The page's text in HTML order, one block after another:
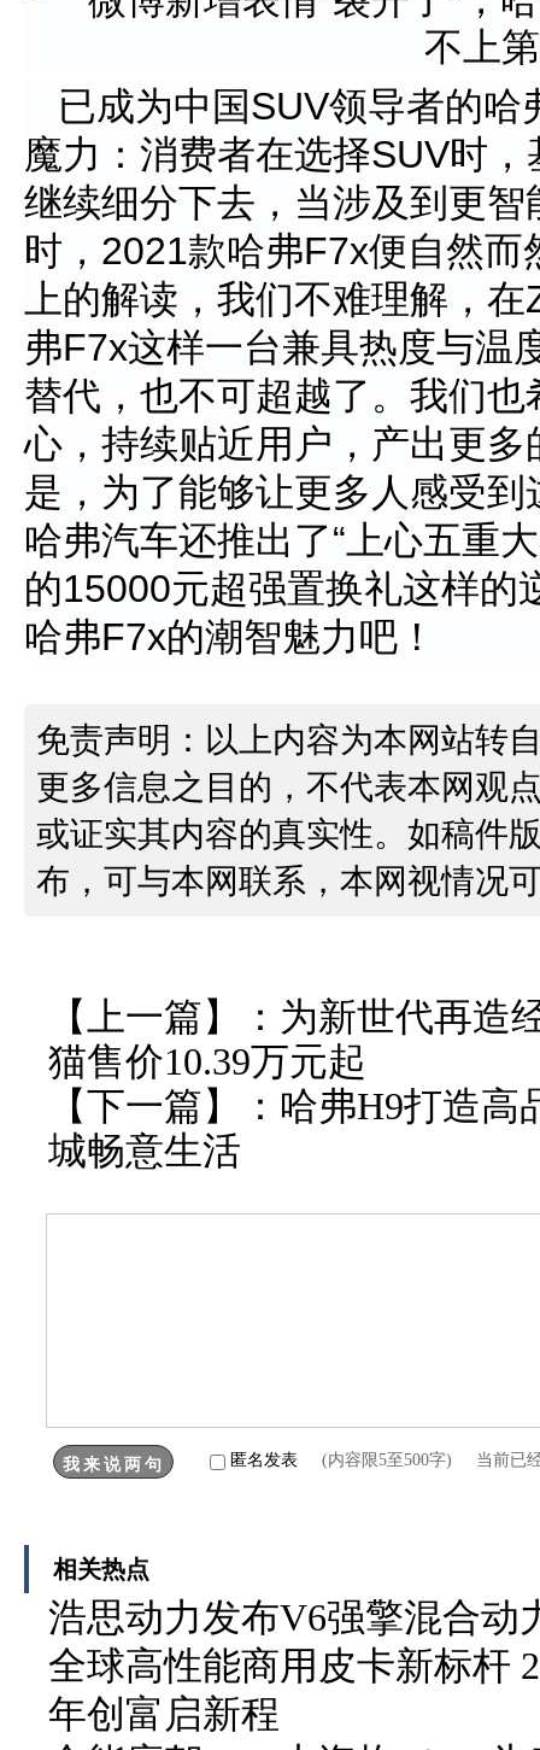
已成为中国SUV领导者的
魔力：消费者在选择SUV时
继续细分下去，当涉及到更
时，2021款哈弗F7x便自然
上的解读，我们不难理解，
弗F7x这样一台兼具热度与温
替代，也不可超越了。我们
心，持续贴近用户，产出更
是，为了能够让更多人感受
哈弗汽车还推出了“上心五重
的15000元超强置换礼这样的
哈弗F7x的潮智魅力吧！
免责声明：以上内容为本网站转
更多信息之目的，不代表本网观
或证实其内容的真实性。如稿件
布，可与本网联系，本网视情况
【上一篇】： 为新世代再造
猫售价10.39万元起
【下一篇】： 哈弗H9打造高
城畅意生活
匿名发表 (内容限5至500字) 当前已
相关热点
浩思动力发布V6强擎混合动
全球高性能商用皮卡新标杆
年创富启新程